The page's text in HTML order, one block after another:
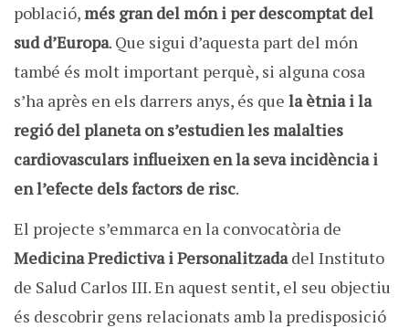
població,més gran del món i per descomptat del
sud d’Europa. Que sigui d’aquesta part del món
també és molt important perquè, si alguna cosa
s’ha après en els darrers anys, és que la ètnia i la
regió del planeta on s’estudien les malalties
cardiovasculars influeixen en la seva incidència i
en l’efecte dels factors de risc.
El projecte s’emmarca en la convocatòria de
Medicina Predictiva i Personalitzadadel Instituto
de Salud Carlos III. En aquest sentit, el seu objectiu
és descobrir gens relacionats amb la predisposició